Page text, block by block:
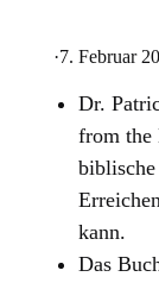
·7. Februar
Dr.
from the
kann.
Das